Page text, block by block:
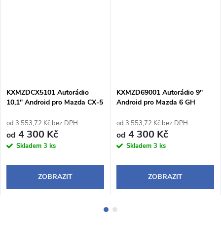
KXMZDCX5101 Autorádio
10,1" Android pro Mazda CX-5
od 3 553,72 Kč bez DPH
od 4 300 Kč
Skladem 3 ks
ZOBRAZIT
KXMZD69001 Autorádio 9"
Android pro Mazda 6 GH
od 3 553,72 Kč bez DPH
od 4 300 Kč
Skladem 3 ks
ZOBRAZIT